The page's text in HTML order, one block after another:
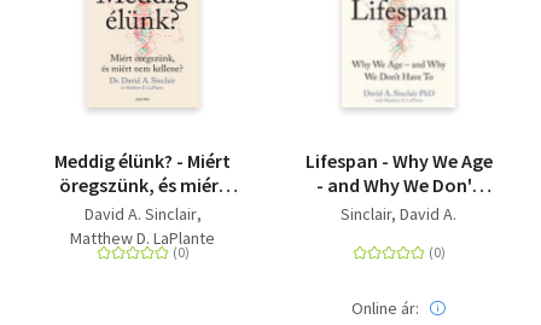
Meddig élünk? - Miért
öregszünk, és miért
nem kellene?
David A. Sinclair
Matthew D. LaPlante
Lifespan - Why We Age
- and Why We Don't
Have To
Sinclair, David A.
Online ár: